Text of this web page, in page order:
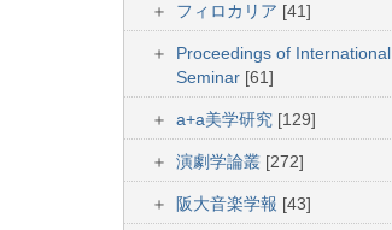
フィロカリア [41]
Proceedings of International
Seminar [61]
a+a美学研究 [129]
演劇学論叢 [272]
阪大音楽学報 [43]